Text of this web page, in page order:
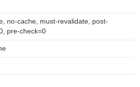
no-cache, must-revalidate, post-
pre-check=0